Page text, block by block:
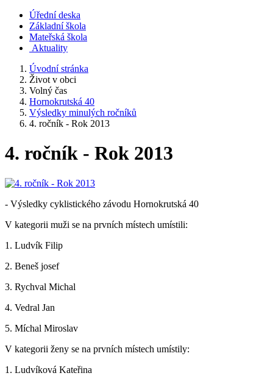
Úřední deska
Základní škola
Mateřská škola
Aktuality
Úvodní stránka
Život v obci
Volný čas
Hornokrutská 40
Výsledky minulých ročníků
4. ročník - Rok 2013
4. ročník - Rok 2013
- Výsledky cyklistického závodu Hornokrutská 40
V kategorii muži se na prvních místech umístili:
1. Ludvík Filip
2. Beneš josef
3. Rychval Michal
4. Vedral Jan
5. Míchal Miroslav
V kategorii ženy se na prvních místech umístily:
1. Ludvíková Kateřina